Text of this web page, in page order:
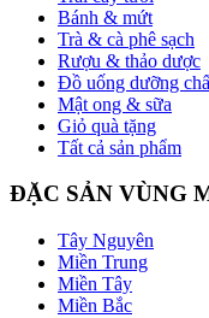
Bánh & mứt
Trà & cà phê sạch
Rượu & thảo dược
Đồ uống dưỡng
Mật ong & sữa
Giỏ quà tặng
Tất cả sản phẩm
ĐẶC SẢN VÙNG
Tây Nguyên
Miền Trung
Miền Tây
Miền Bắc